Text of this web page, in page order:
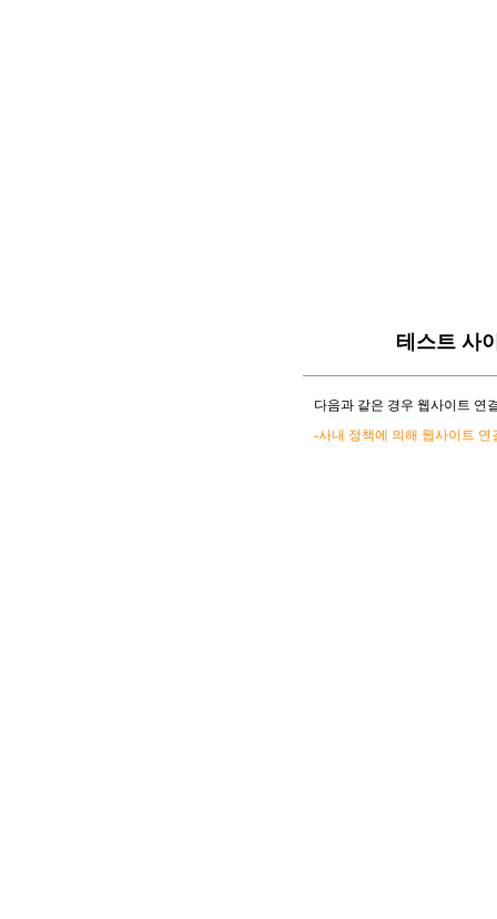
테스트 사
다음과 같은 경우 웹사이트 연
-사내 정책에 의해 웹사이트